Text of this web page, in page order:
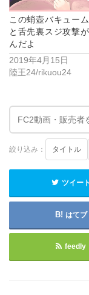
この蛸壺バキュー
と舌先裏スジ攻撃
んだよ
2019年4月15日
陸王24/rikuou24
絞り込み： タイトル
ツイート
はてブ
feedly